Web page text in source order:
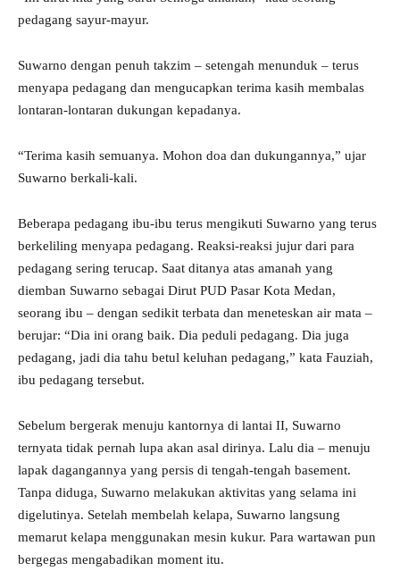
pedagang sayur-mayur.
Suwarno dengan penuh takzim – setengah menunduk – terus
menyapa pedagang dan mengucapkan terima kasih membalas
lontaran-lontaran dukungan kepadanya.
“Terima kasih semuanya. Mohon doa dan dukungannya,” ujar
Suwarno berkali-kali.
Beberapa pedagang ibu-ibu terus mengikuti Suwarno yang terus
berkeliling menyapa pedagang. Reaksi-reaksi jujur dari para
pedagang sering terucap. Saat ditanya atas amanah yang
diemban Suwarno sebagai Dirut PUD Pasar Kota Medan,
seorang ibu – dengan sedikit terbata dan meneteskan air mata –
berujar: “Dia ini orang baik. Dia peduli pedagang. Dia juga
pedagang, jadi dia tahu betul keluhan pedagang,” kata Fauziah,
ibu pedagang tersebut.
Sebelum bergerak menuju kantornya di lantai II, Suwarno
ternyata tidak pernah lupa akan asal dirinya. Lalu dia – menuju
lapak dagangannya yang persis di tengah-tengah basement.
Tanpa diduga, Suwarno melakukan aktivitas yang selama ini
digelutinya. Setelah membelah kelapa, Suwarno langsung
memarut kelapa menggunakan mesin kukur. Para wartawan pun
bergegas mengabadikan moment itu.